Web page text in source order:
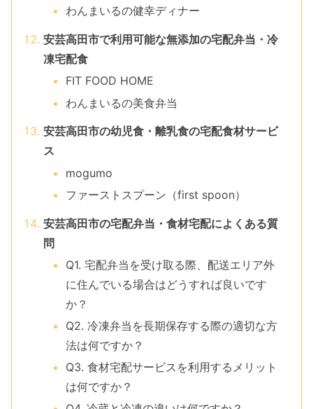
わんまいるの健幸ディナー
安芸高田市で利用可能な無添加の宅配弁当・冷
凍宅配食
FIT FOOD HOME
わんまいるの美食弁当
安芸高田市の幼児食・離乳食の宅配食材サービ
ス
mogumo
ファーストスプーン（first spoon）
安芸高田市の宅配弁当・食材宅配によくある質
問
Q1. 宅配弁当を受け取る際、配送エリア外
に住んでいる場合はどうすれば良いです
か？
Q2. 冷凍弁当を長期保存する際の適切な方
法は何ですか？
Q3. 食材宅配サービスを利用するメリット
は何ですか？